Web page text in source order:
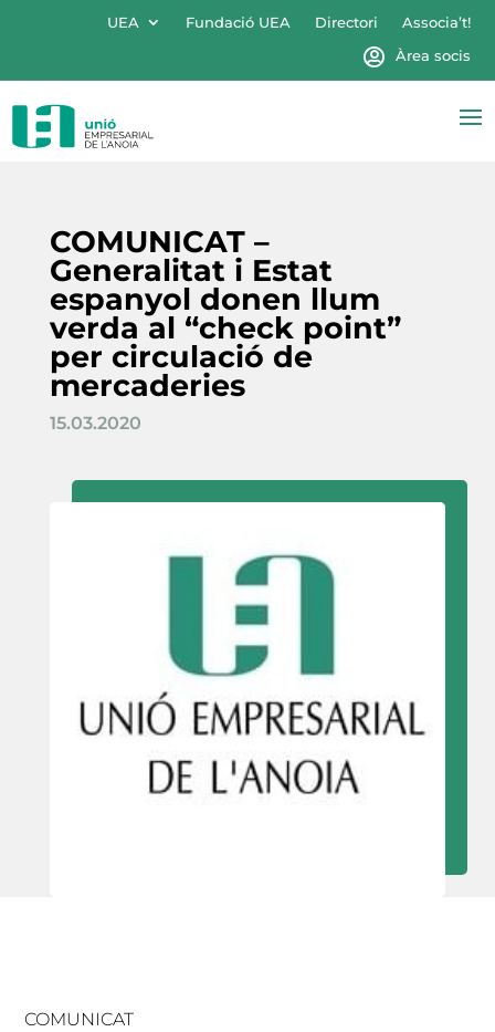
UEA Fundació UEA Directori
Associa’t!
Àrea socis
COMUNICAT –
Generalitat i Estat
espanyol donen llum
verda al “check point”
per circulació de
mercaderies
15.03.2020
COMUNICAT